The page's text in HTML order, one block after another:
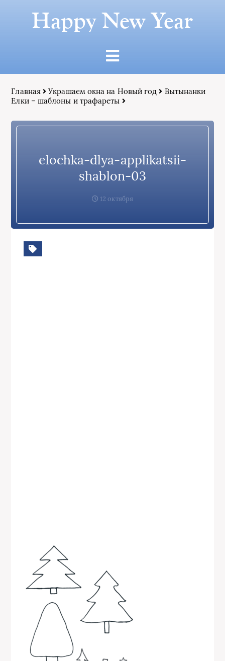
Happy New Year
Главная Украшаем окна на Новый год
Вытынанки
Елки – шаблоны и трафареты
elochka-dlya-applikatsii-
shablon-03
12 октября